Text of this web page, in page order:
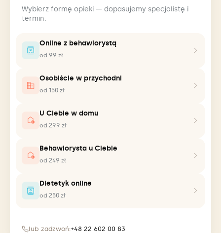
Wybierz formę opieki — dopasujemy specjalistę i
termin.
Online z behawiorystą
od 99 zł
Osobiście w przychodni
od 150 zł
U Ciebie w domu
od 299 zł
Behawiorysta u Ciebie
od 249 zł
Dietetyk online
od 250 zł
lub zadzwoń:+48 22 602 00 83